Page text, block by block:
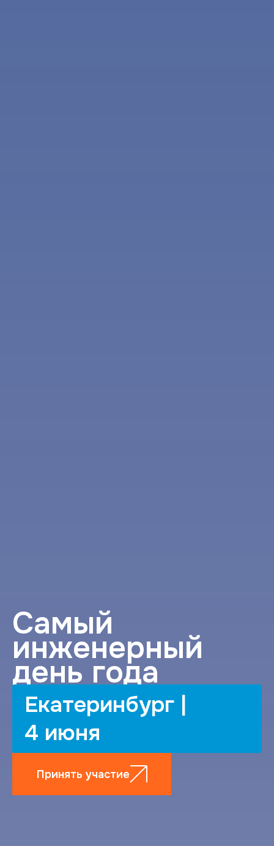
Cамый
инженерный
день года
Екатеринбург |
4 июня
Принять участие